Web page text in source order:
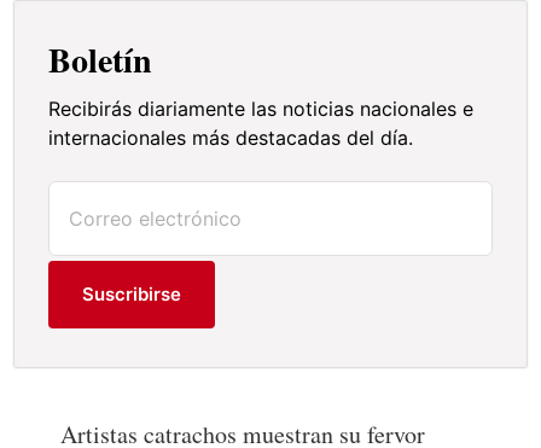
Boletín
Recibirás diariamente las noticias nacionales e
internacionales más destacadas del día.
Suscribirse
Artistas catrachos muestran su fervor